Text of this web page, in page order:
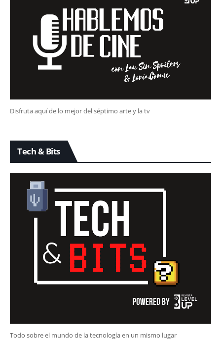
Disfruta aquí de lo mejor del séptimo arte y la tv
Tech & Bits
Todo sobre el mundo de la tecnología en un mismo lugar